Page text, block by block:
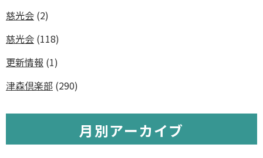
慈光会 (2)
慈光会 (118)
更新情報 (1)
津森倶楽部 (290)
月別アーカイブ